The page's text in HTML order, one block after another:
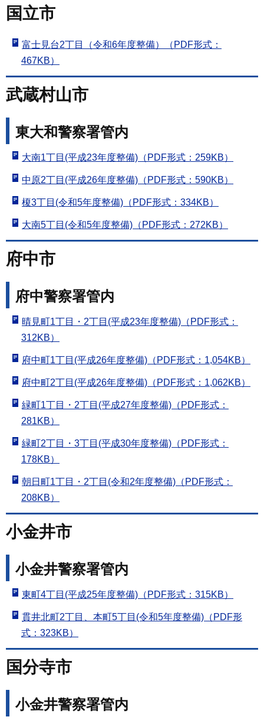
国立市
富士見台2丁目（令和6年度整備）（PDF形式：
467KB）
武蔵村山市
東大和警察署管内
大南1丁目(平成23年度整備)（PDF形式：259KB）
中原2丁目(平成26年度整備)（PDF形式：590KB）
榎3丁目(令和5年度整備)（PDF形式：334KB）
大南5丁目(令和5年度整備)（PDF形式：272KB）
府中市
府中警察署管内
晴見町1丁目・2丁目(平成23年度整備)（PDF形式：
312KB）
府中町1丁目(平成26年度整備)（PDF形式：1,054KB）
府中町2丁目(平成26年度整備)（PDF形式：1,062KB）
緑町1丁目・2丁目(平成27年度整備)（PDF形式：
281KB）
緑町2丁目・3丁目(平成30年度整備)（PDF形式：
178KB）
朝日町1丁目・2丁目(令和2年度整備)（PDF形式：
208KB）
小金井市
小金井警察署管内
東町4丁目(平成25年度整備)（PDF形式：315KB）
貫井北町2丁目、本町5丁目(令和5年度整備)（PDF形
式：323KB）
国分寺市
小金井警察署管内